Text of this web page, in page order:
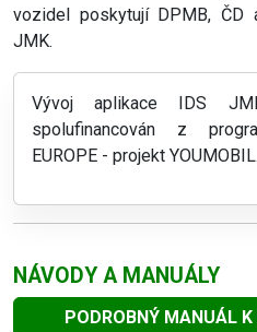
vozidel poskytují DPMB, ČD
JMK.
Vývoj aplikace IDS
spolufinancován z
EUROPE - projekt YOUMOBIL.
NÁVODY A MANUÁLY
PODROBNÝ MANUÁL